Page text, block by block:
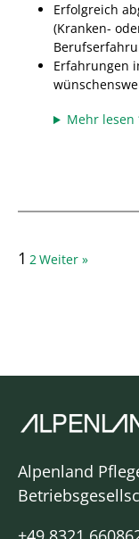
Erfolgreich
(Kranken-
Erfahrungen
Mehr lesen
1 2Weiter »
Alpenland